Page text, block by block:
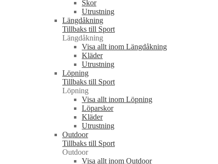
Skor
Utrustning
Längdåkning
Tillbaks till Sport
Längdåkning
Visa allt inom Längdåkning
Kläder
Utrustning
Löpning
Tillbaks till Sport
Löpning
Visa allt inom Löpning
Löparskor
Kläder
Utrustning
Outdoor
Tillbaks till Sport
Outdoor
Visa allt inom Outdoor